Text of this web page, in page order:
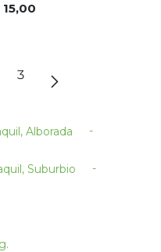
15,00
3
Alborada -
Suburbio -